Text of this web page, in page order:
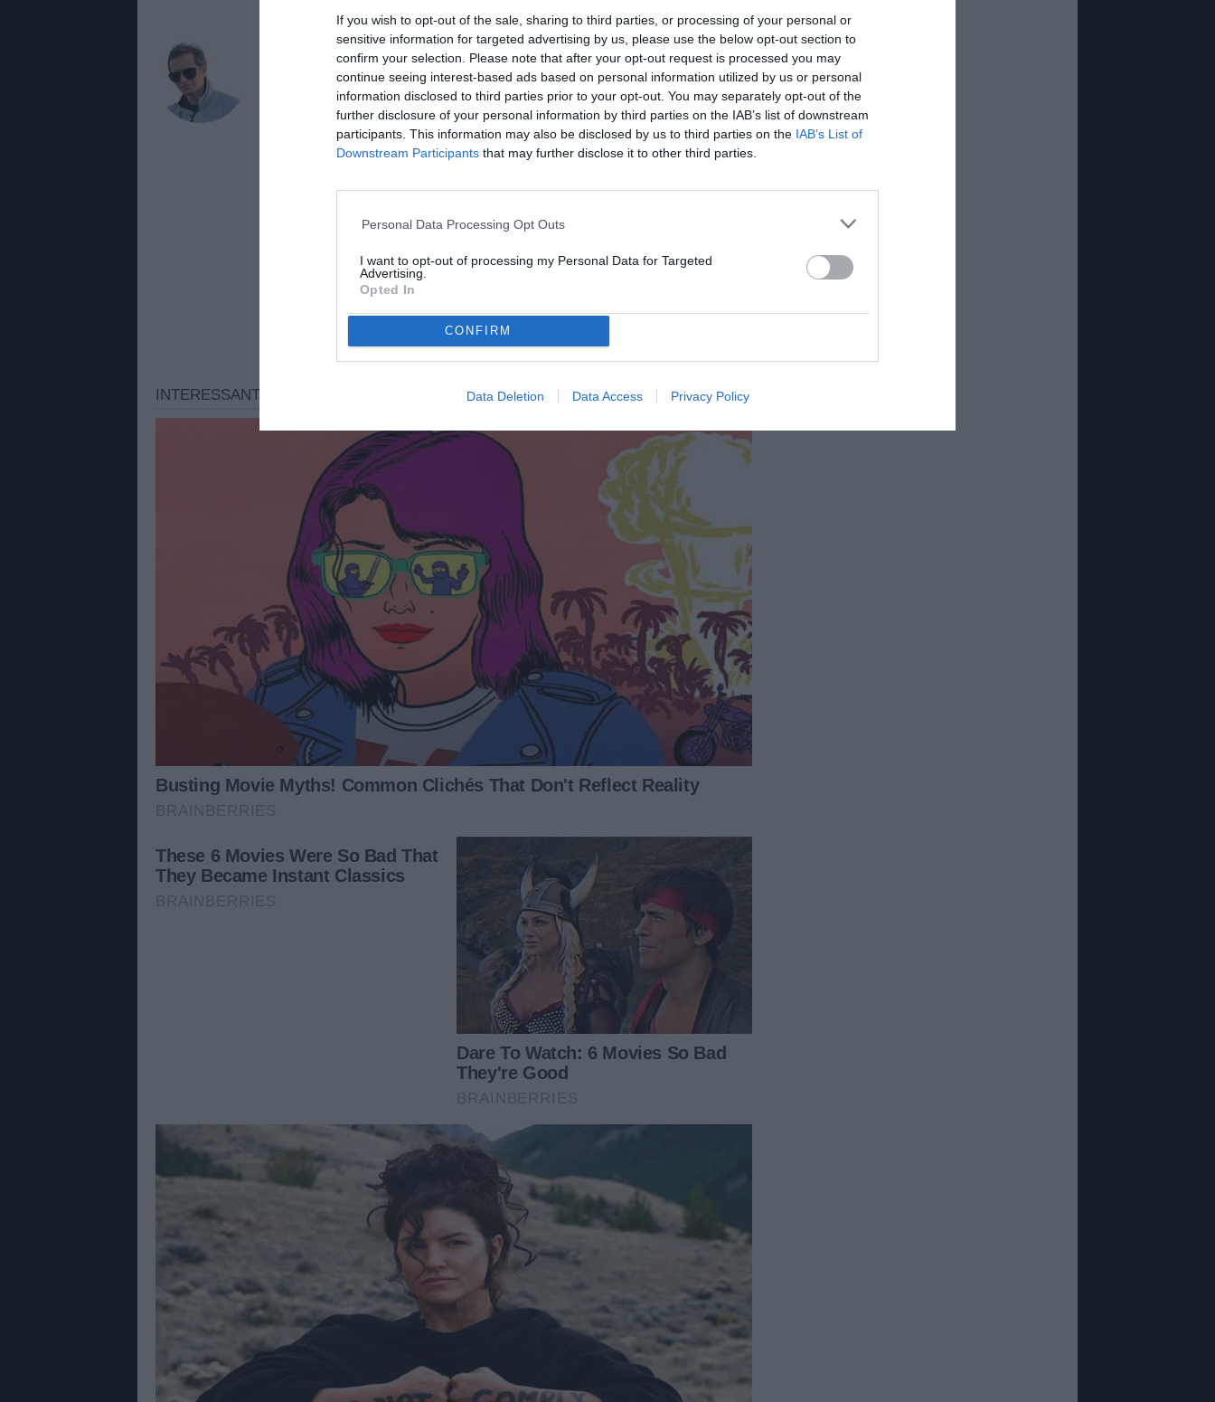
If you wish to opt-out of the sale, sharing to third parties, or processing of your personal or
sensitive information for targeted advertising by us, please use the below opt-out section to
confirm your selection. Please note that after your opt-out request is processed you may
continue seeing interest-based ads based on personal information utilized by us or personal
information disclosed to third parties prior to your opt-out. You may separately opt-out of the
further disclosure of your personal information by third parties on the IAB’s list of downstream
participants. This information may also be disclosed by us to third parties on the IAB’s List of
Downstream Participants that may further disclose it to other third parties.
Personal Data Processing Opt Outs
I want to opt-out of processing my Personal Data for Targeted
Advertising.
Opted In
CONFIRM
Data Deletion Data Access Privacy Policy
Giuseppe Giannone
Giornalista di TuttoJuve.com, dove segue l’attualità della Juventus con notizie,
approfondimenti e aggiornamenti dedicati al club bianconero.